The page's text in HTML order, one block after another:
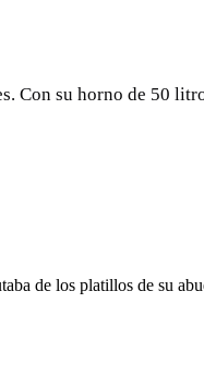
Con su horno de 50
de los platillos de su